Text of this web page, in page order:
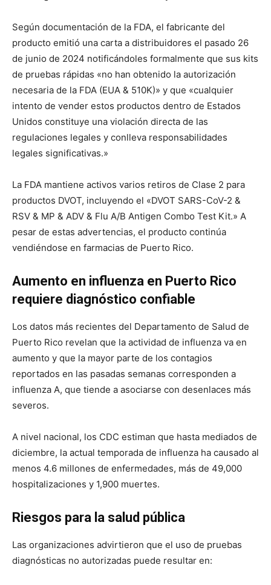
Según documentación de la FDA, el fabricante del
producto emitió una carta a distribuidores el pasado 26
de junio de 2024 notificándoles formalmente que sus kits
de pruebas rápidas «no han obtenido la autorización
necesaria de la FDA (EUA & 510K)» y que «cualquier
intento de vender estos productos dentro de Estados
Unidos constituye una violación directa de las
regulaciones legales y conlleva responsabilidades
legales significativas.»
La FDA mantiene activos varios retiros de Clase 2 para
productos DVOT, incluyendo el «DVOT SARS-CoV-2 &
RSV & MP & ADV & Flu A/B Antigen Combo Test Kit.» A
pesar de estas advertencias, el producto continúa
vendiéndose en farmacias de Puerto Rico.
Aumento en influenza en Puerto Rico
requiere diagnóstico confiable
Los datos más recientes del Departamento de Salud de
Puerto Rico revelan que la actividad de influenza va en
aumento y que la mayor parte de los contagios
reportados en las pasadas semanas corresponden a
influenza A, que tiende a asociarse con desenlaces más
severos.
A nivel nacional, los CDC estiman que hasta mediados de
diciembre, la actual temporada de influenza ha causado al
menos 4.6 millones de enfermedades, más de 49,000
hospitalizaciones y 1,900 muertes.
Riesgos para la salud pública
Las organizaciones advirtieron que el uso de pruebas
diagnósticas no autorizadas puede resultar en: